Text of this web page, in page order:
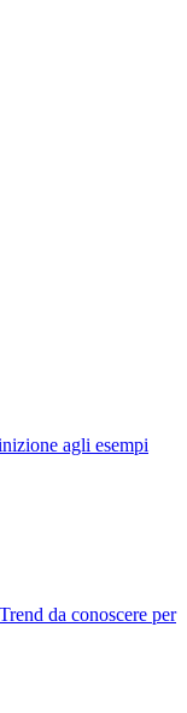
agli esempi
da conoscere per